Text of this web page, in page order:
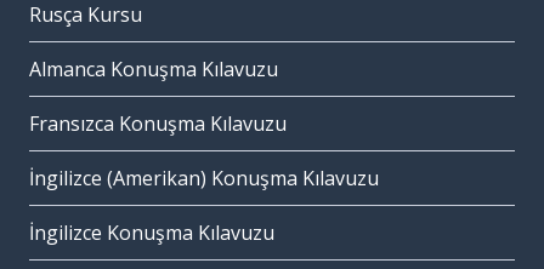
Rusça Kursu
Almanca Konuşma Kılavuzu
Fransızca Konuşma Kılavuzu
İngilizce (Amerikan) Konuşma Kılavuzu
İngilizce Konuşma Kılavuzu